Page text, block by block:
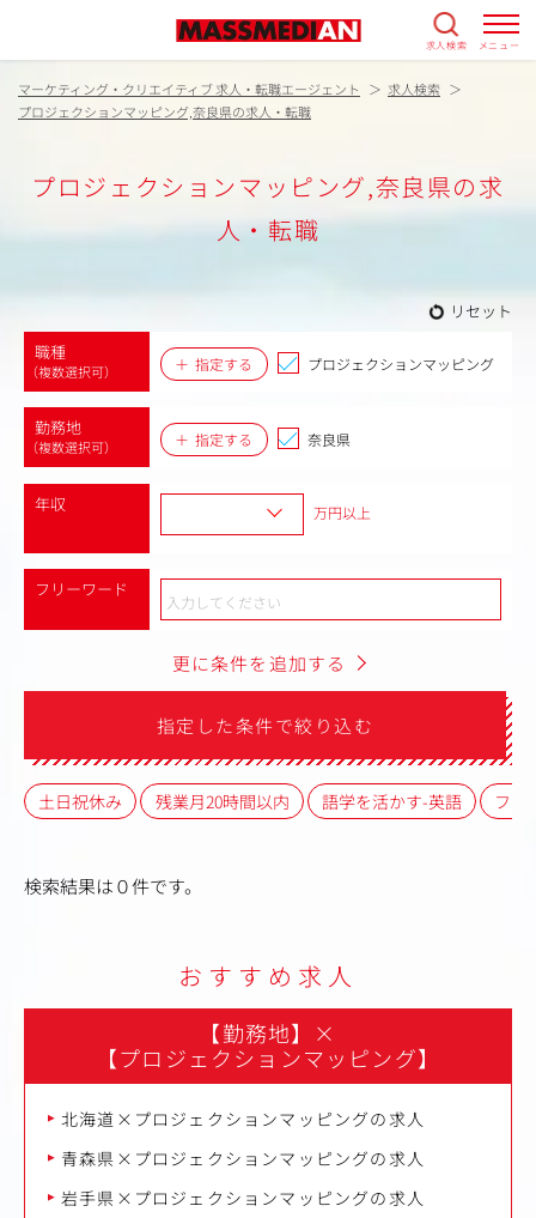
求人検索 メニュー
マーケティング・クリエイティブ 求人・転職エージェント
求人検索
プロジェクションマッピング,奈良県の求人・転職
プロジェクションマッピング,奈良県の求
人・転職
リセット
職種
（複数選択可） 指定する プロジェクションマッピング
勤務地
（複数選択可） 指定する 奈良県
年収 万円以上
フリーワード
更に条件を追加する
指定した条件で絞り込む
土日祝休み 残業月20時間以内 語学を活かす-英語 フレ
検索結果は０件です。
おすすめ求人
【勤務地】
×
【プロジェクションマッピング】
北海道×プロジェクションマッピングの求人
青森県×プロジェクションマッピングの求人
岩手県×プロジェクションマッピングの求人